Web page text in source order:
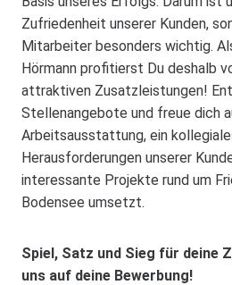
Zufriedenheit unserer Kunden,
Mitarbeiter besonders wichtig.
Hörmann profitierst Du deshalb
attraktiven Zusatzleistungen!
Stellenangebote und freue dich
Arbeitsausstattung, ein
Herausforderungen unserer
interessante Projekte rund um
Bodensee umsetzt.
Spiel, Satz und Sieg für deine
uns auf deine Bewerbung!